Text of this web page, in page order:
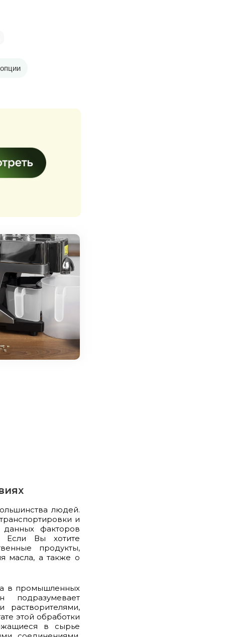
людей.
и
данных факторов
Если Вы хотите
продукты,
масла, а также о
в промышленных
растворителями,
этой обработки
в сырье